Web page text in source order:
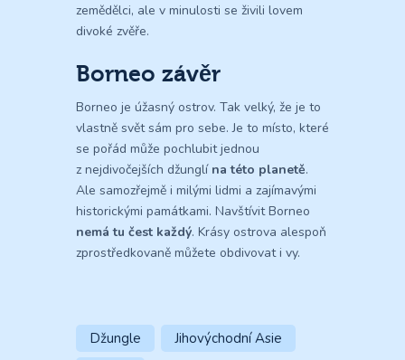
zemědělci, ale v minulosti se živili lovem
divoké zvěře.
Borneo závěr
Borneo je úžasný ostrov. Tak velký, že je to
vlastně svět sám pro sebe. Je to místo, které
se pořád může pochlubit jednou
z nejdivočejších džunglí na této planetě.
Ale samozřejmě i milými lidmi a zajímavými
historickými památkami. Navštívit Borneo
nemá tu čest každý. Krásy ostrova alespoň
zprostředkovaně můžete obdivovat i vy.
Džungle
Jihovýchodní Asie